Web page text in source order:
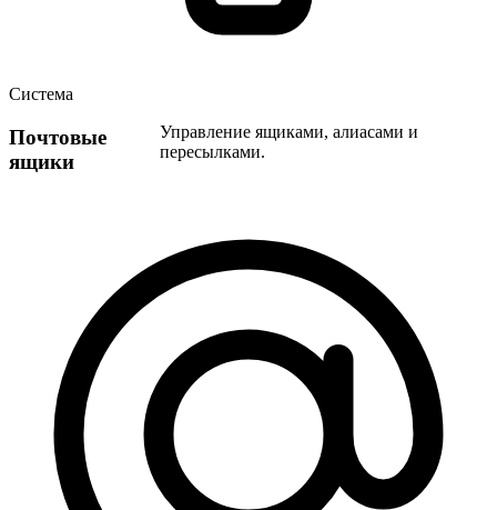
Система
Почтовые
ящики
Управление ящиками, алиасами и
пересылками.